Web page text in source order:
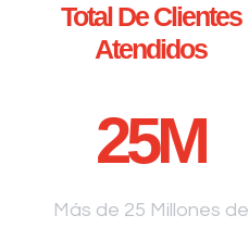
Total De Clientes
Atendidos
25M
Más de 25 Millones de